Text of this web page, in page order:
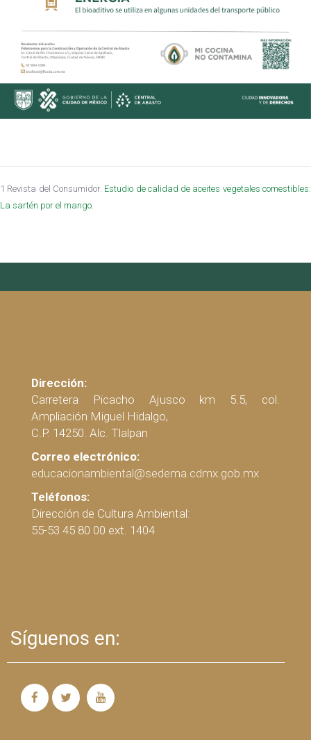
1 Revista del Consumidor. Estudio de calidad de aceites vegetales comestibles:
La sartén por el mango.
Dirección:
Carretera Picacho Ajusco km 5.5, col.
Ampliación Miguel Hidalgo,
C.P. 14250. Alc. Tlalpan
Correo electrónico:
educacionambiental@sedema.cdmx.gob.mx
Teléfonos:
Dirección de Cultura Ambiental:
55-53 45 80 00 ext. 1404
Síguenos en: